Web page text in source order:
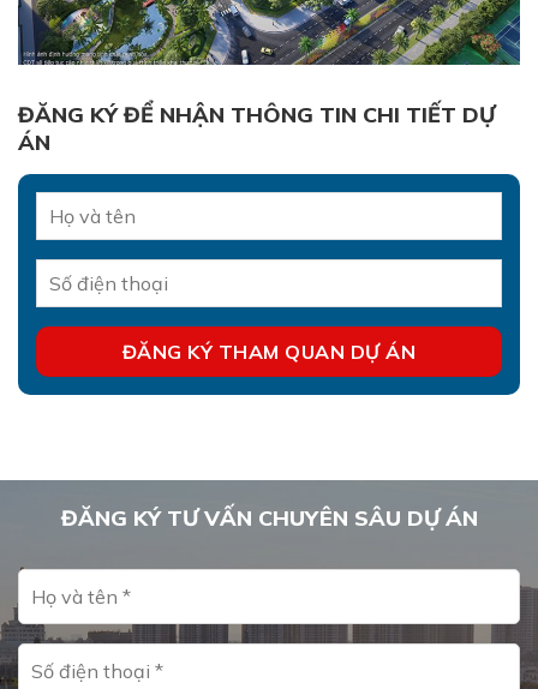
ĐĂNG KÝ ĐỂ NHẬN THÔNG TIN CHI TIẾT DỰ
ÁN
ĐĂNG KÝ TƯ VẤN CHUYÊN SÂU DỰ ÁN